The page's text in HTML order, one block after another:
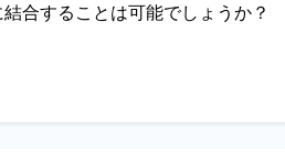
合することは可能でしょうか？